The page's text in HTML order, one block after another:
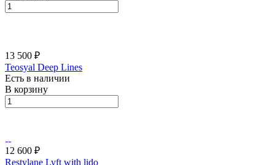
13 500 ₽
Teosyal Deep Lines
Есть в наличии
В корзину
12 600 ₽
Restylane Lyft with lido